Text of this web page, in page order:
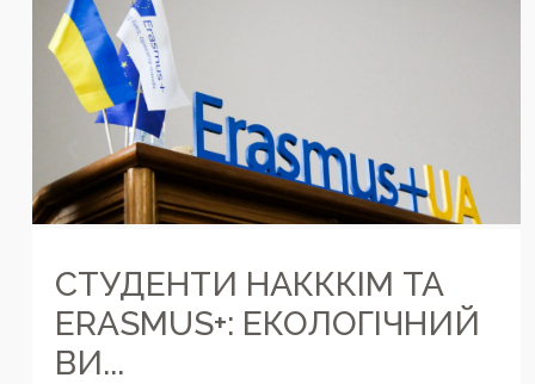
СТУДЕНТИ НАКККІМ ТА
ERASMUS+: ЕКОЛОГІЧНИЙ
ВИ...